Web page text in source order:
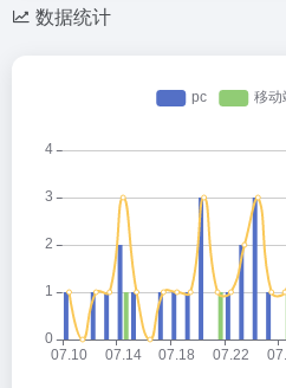
数据统计